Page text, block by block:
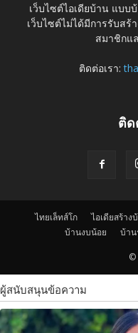
เว็บไซต์ไอเดียบ้าน แบ
เว็บไซต์ไม่ได้มีการรับสร้
สมาชิกแ
ติดต่อเรา:
ติด
ไทยเล็ทส์โก ไอเดียสร้าง
บ้านงบน้อย
บ้าน
©